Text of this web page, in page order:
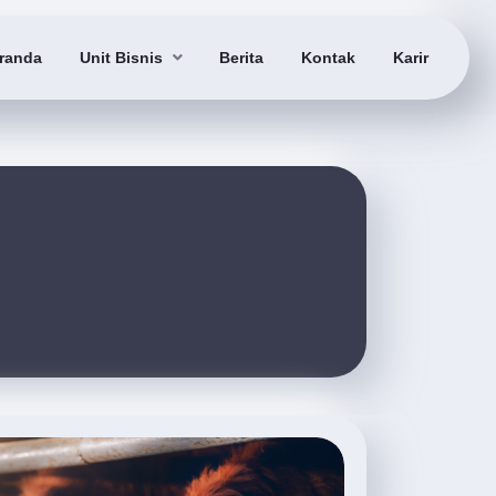
Unit Bisnis Berita Kontak Karir